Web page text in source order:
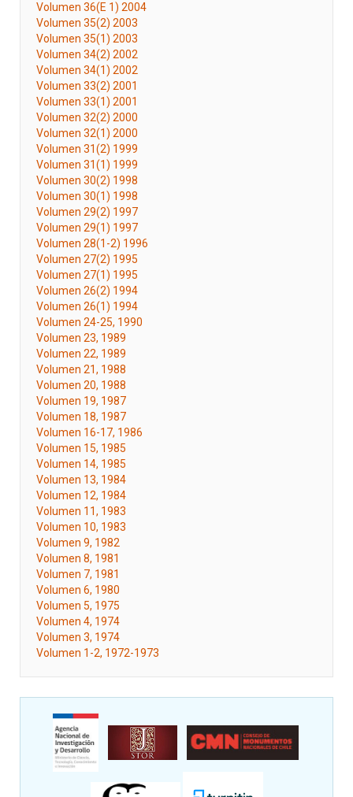
Volumen 36(E 1) 2004
Volumen 35(2) 2003
Volumen 35(1) 2003
Volumen 34(2) 2002
Volumen 34(1) 2002
Volumen 33(2) 2001
Volumen 33(1) 2001
Volumen 32(2) 2000
Volumen 32(1) 2000
Volumen 31(2) 1999
Volumen 31(1) 1999
Volumen 30(2) 1998
Volumen 30(1) 1998
Volumen 29(2) 1997
Volumen 29(1) 1997
Volumen 28(1-2) 1996
Volumen 27(2) 1995
Volumen 27(1) 1995
Volumen 26(2) 1994
Volumen 26(1) 1994
Volumen 24-25, 1990
Volumen 23, 1989
Volumen 22, 1989
Volumen 21, 1988
Volumen 20, 1988
Volumen 19, 1987
Volumen 18, 1987
Volumen 16-17, 1986
Volumen 15, 1985
Volumen 14, 1985
Volumen 13, 1984
Volumen 12, 1984
Volumen 11, 1983
Volumen 10, 1983
Volumen 9, 1982
Volumen 8, 1981
Volumen 7, 1981
Volumen 6, 1980
Volumen 5, 1975
Volumen 4, 1974
Volumen 3, 1974
Volumen 1-2, 1972-1973